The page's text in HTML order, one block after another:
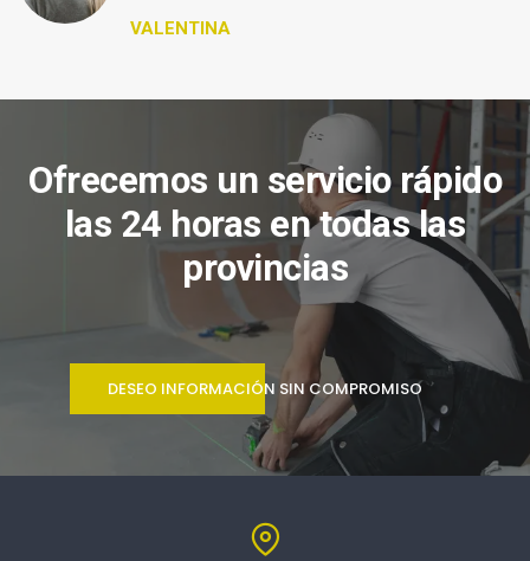
VALENTINA
Ofrecemos un servicio rápido
las 24 horas en todas las
provincias
DESEO INFORMACIÓN SIN COMPROMISO